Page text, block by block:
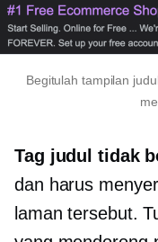
Begitulah tampilan
Tag judul tidak
dan harus
laman tersebut.